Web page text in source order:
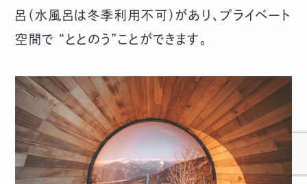
呂（水風呂は冬季利用不可）があり、プライベート
空間で “ととのう”ことができます。